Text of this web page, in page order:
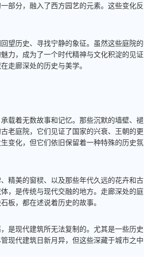
部分，融入了西方园艺的元素。这些变化反
望历史、寻找宁静的象征。虽然这些庭院的
力，成为了一个时代精神与文化积淀的见证
走廊深处的历史与美学。
载着无数故事和记忆。那些沉默的墙壁、褪
老庭院，它们见证了国家的兴衰、王朝的更
变化，但它们依旧保留着一种特殊的历史氛
精美的窗棂、以及那些年代久远的花卉和古
，是传统与现代交融的地方。走廊深处的庭
板，都在述说着历史的故事。
是现代建筑所无法复制的。尤其是一些历史
现代建筑日新月异，但这些深藏于城市之中